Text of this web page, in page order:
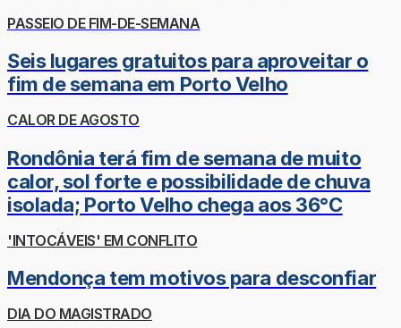
PASSEIO DE FIM-DE-SEMANA
Seis lugares gratuitos para aproveitar o
fim de semana em Porto Velho
CALOR DE AGOSTO
Rondônia terá fim de semana de muito
calor, sol forte e possibilidade de chuva
isolada; Porto Velho chega aos 36°C
'INTOCÁVEIS' EM CONFLITO
Mendonça tem motivos para desconfiar
DIA DO MAGISTRADO